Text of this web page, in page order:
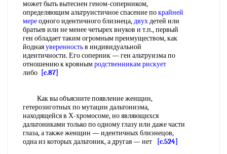
может быть вытеснен геном-соперником,
определяющим альтруистичное спасение покрайней
мереодного идентичного близнеца,двухдетей или
братьев или не менее четырех внуков и т.п., первый
ген обладает таким огромным преимуществом, как
йоднаяуверенностьв индивидуальной
идентичности. Его соперник — ген альтруизма по
отношению к кровнымродственникам рискует
либо [c.87]
Как вы объясните появление женщин,
гетерозиготных по мутации дальтонизма,
находящейся в Х-хромосоме, но являющихся
дальтониками только по одному глазу или даже части
глаза, а также женщин — идентичных близнецов,
одна из которых дальтоник, а другая — нет
[c.524]